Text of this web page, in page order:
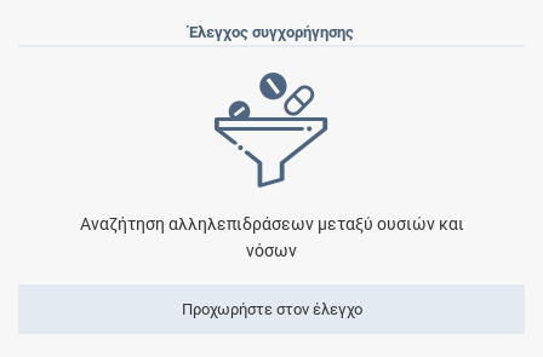
Έλεγχος συγχορήγησης
Αναζήτηση αλληλεπιδράσεων μεταξύ ουσιών και
νόσων
Προχωρήστε στον έλεγχο